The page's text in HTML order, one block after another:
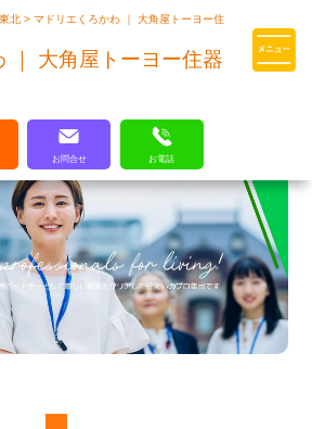
リエはLIXILの厳しい基準を
北>マドリエくろかわ ｜ 大角屋トーヨー住
｜ 大角屋トーヨー住器
お問合せ お電話